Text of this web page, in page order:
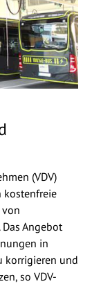
(VDV)
kostenfreie
Angebot
in
korrigieren und
so VDV-